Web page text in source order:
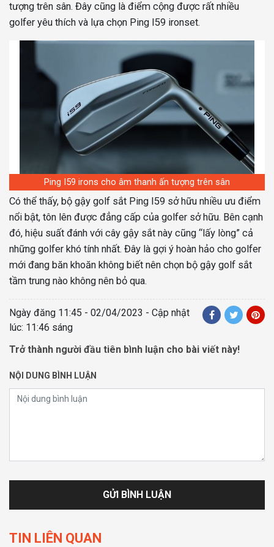
tượng trên sân. Đây cũng là điểm cộng được rất nhiều
golfer yêu thích và lựa chọn Ping I59 ironset.
Ping I59 irons cho âm thanh ấn tượng trên sân
Có thể thấy, bộ gậy golf sắt Ping I59 sở hữu nhiều ưu điểm
nổi bật, tôn lên được đẳng cấp của golfer sở hữu. Bên cạnh
đó, hiệu suất đánh với cây gậy sắt này cũng “lấy lòng” cả
những golfer khó tính nhất. Đây là gợi ý hoàn hảo cho golfer
mới đang băn khoăn không biết nên chọn bộ gậy golf sắt
tầm trung nào không nên bỏ qua.
Ngày đăng 11:45 - 02/04/2023 - Cập nhật
lúc: 11:46 sáng
Trở thành người đầu tiên bình luận cho bài viết này!
NỘI DUNG BÌNH LUẬN
TIN LIÊN QUAN